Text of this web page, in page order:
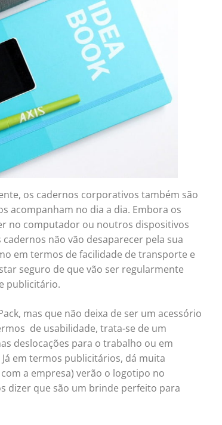
os cadernos corporativos também são
acompanham no dia a dia. Embora os
no computador ou noutros dispositivos
não vão desaparecer pela sua
em termos de facilidade de transporte e
seguro de que vão ser regularmente
publicitário.
mas que não deixa de ser um acessório
de usabilidade, trata-se de um
deslocações para o trabalho ou em
em termos publicitários, dá muita
a empresa) verão o logotipo no
dizer que são um brinde perfeito para